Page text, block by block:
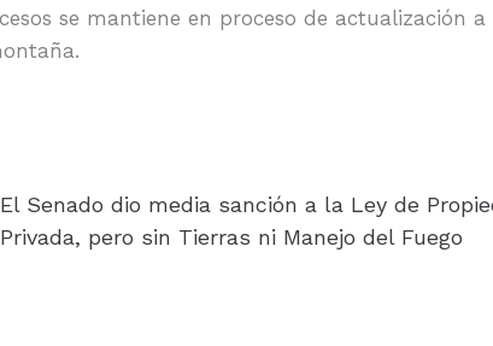
se mantiene en proceso de actualización
El Senado dio media sanción a la Ley de
Privada, pero sin Tierras ni Manejo del Fuego